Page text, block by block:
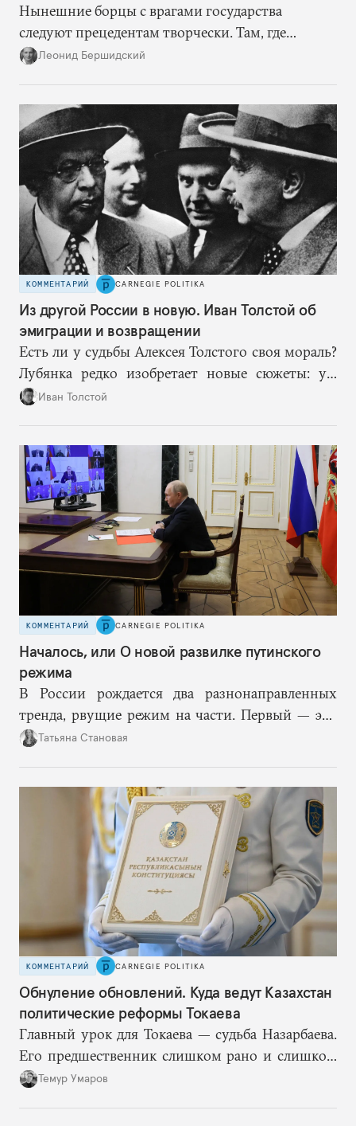
Нынешние борцы с врагами государства
следуют прецедентам творчески. Там, где
нацисты торопились в революционном угаре,
сериям ограничений и перекрывая вскрывшиеся
в процессе лазейки.
Леонид Бершидский
КОММЕНТАРИЙ CARNEGIE POLITIKA
Из другой России в новую. Иван Толстой об
эмиграции и возвращении
Есть ли у судьбы Алексея Толстого своя мораль?
Лубянка редко изобретает новые сюжеты: уж
больно хорошо срабатывают старые.
Иван Толстой
КОММЕНТАРИЙ CARNEGIE POLITIKA
Началось, или О новой развилке путинского
режима
В России рождается два разнонаправленных
тренда, рвущие режим на части. Первый — это
путинская логика войны, где эскалация влечет за
возможностей, на компетентность в принятии
решений и адекватное целеполагание.
Татьяна Становая
КОММЕНТАРИЙ CARNEGIE POLITIKA
Обнуление обновлений. Куда ведут Казахстан
политические реформы Токаева
Главный урок для Токаева — судьба Назарбаева.
Его предшественник слишком рано и слишком
подробно описал механизм собственного
Темур Умаров